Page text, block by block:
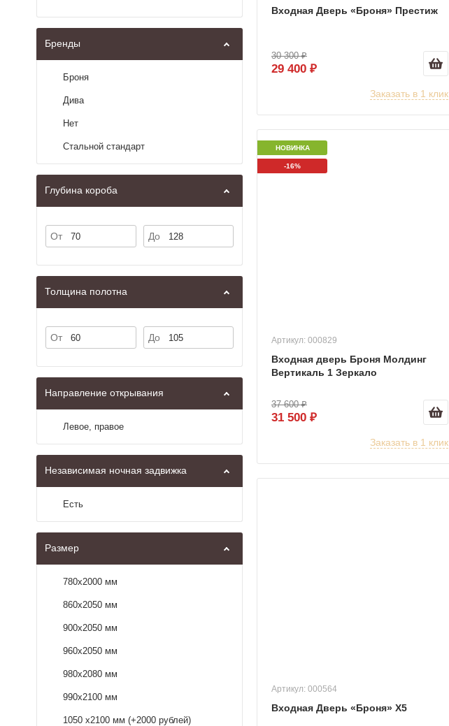
Бренды
Броня
Дива
Нет
Стальной стандарт
Глубина короба
От До
Толщина полотна
От До
Направление открывания
Левое, правое
Независимая ночная задвижка
Есть
Размер
780х2000 мм
860х2050 мм
900х2050 мм
960х2050 мм
980х2080 мм
990х2100 мм
1050 x2100 мм (+2000 рублей)
Входная Дверь «Броня» Престиж
30 300 ₽
29 400 ₽
Заказать в 1 клик
НОВИНКА
-16%
Артикул: 000829
Входная дверь Броня Молдинг
Вертикаль 1 Зеркало
37 600 ₽
31 500 ₽
Заказать в 1 клик
Артикул: 000564
Входная Дверь «Броня» Х5